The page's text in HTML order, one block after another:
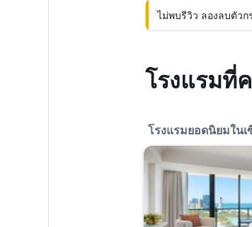
ไม่พบรีวิว ลองลบตัวก
โรงแรมที่
โรงแรมยอดนิยมใน